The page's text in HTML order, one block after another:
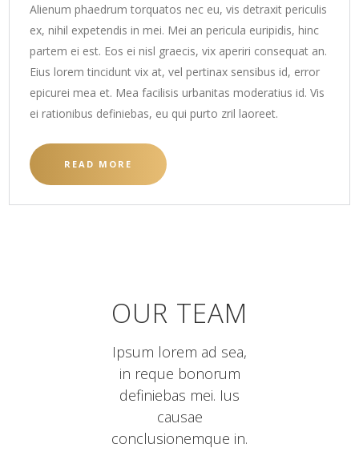
Alienum phaedrum torquatos nec eu, vis detraxit periculis
ex, nihil expetendis in mei. Mei an pericula euripidis, hinc
partem ei est. Eos ei nisl graecis, vix aperiri consequat an.
Eius lorem tincidunt vix at, vel pertinax sensibus id, error
epicurei mea et. Mea facilisis urbanitas moderatius id. Vis
ei rationibus definiebas, eu qui purto zril laoreet.
READ MORE
OUR TEAM
Ipsum lorem ad sea,
in reque bonorum
definiebas mei. Ius
causae
conclusionemque in.